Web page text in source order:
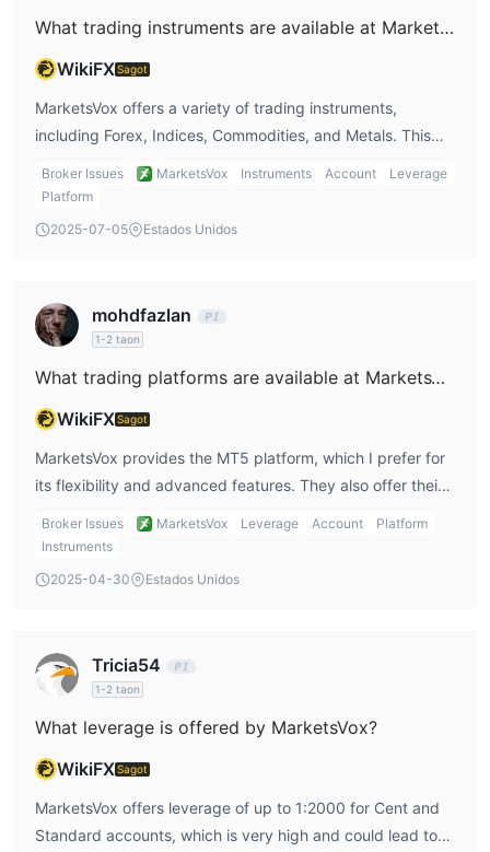
What trading instruments are available at MarketsVox?
WikiFXSagot
MarketsVox offers a variety of trading instruments,
including Forex, Indices, Commodities, and Metals. This
variety suits my trading style since I like to diversify my
portfolio with different asset classes.
Broker Issues MarketsVox Instruments Account
Leverage
Platform
2025-07-05
Estados Unidos
mohdfazlan
1-2 taon
What trading platforms are available at MarketsVox?
WikiFXSagot
MarketsVox provides the MT5 platform, which I prefer for
its flexibility and advanced features. They also offer their
proprietary MVSocial platform, which is interesting for
social trading. Depending on my preferences, I might use
Broker Issues MarketsVox Leverage Account
Platform
Instruments
2025-04-30
Estados Unidos
Tricia54
1-2 taon
What leverage is offered by MarketsVox?
WikiFXSagot
MarketsVox offers leverage of up to 1:2000 for Cent and
Standard accounts, which is very high and could lead to